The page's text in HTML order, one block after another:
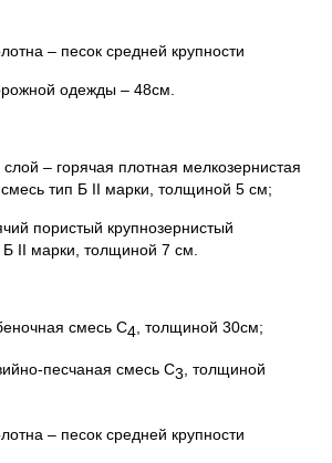
– песок средней крупности
одежды – 48см.
– горячая плотная мелкозернистая
тип Б II марки, толщиной 5 см;
пористый крупнозернистый
II марки, толщиной 7 см.
смесь С4 , толщиной 30см;
песчаная смесь С3, толщиной
– песок средней крупности